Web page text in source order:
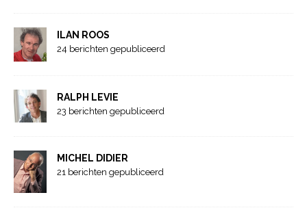
ILAN ROOS
24 berichten gepubliceerd
RALPH LEVIE
23 berichten gepubliceerd
MICHEL DIDIER
21 berichten gepubliceerd